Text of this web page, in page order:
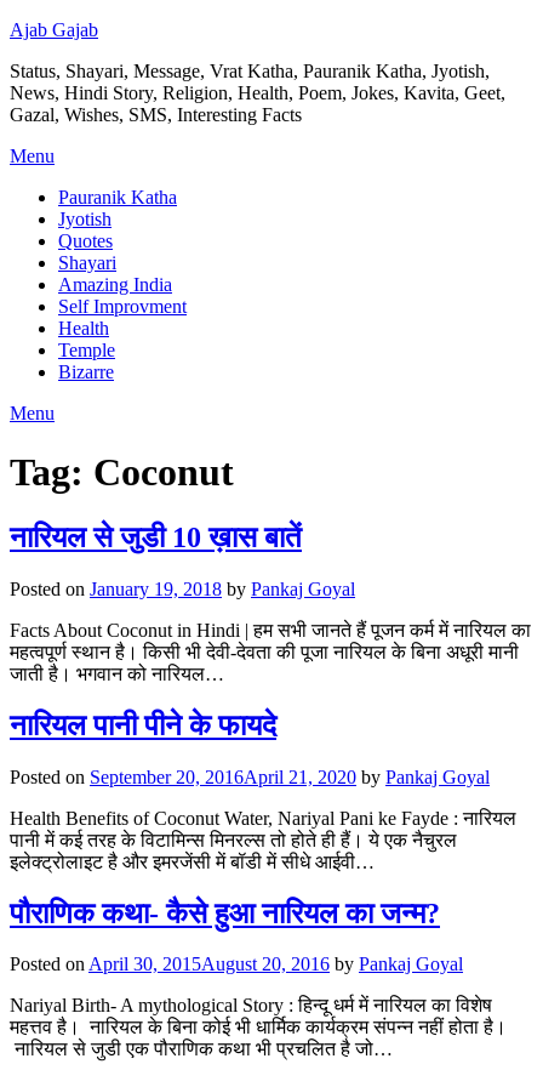
Ajab Gajab
Status, Shayari, Message, Vrat Katha, Pauranik Katha, Jyotish,
News, Hindi Story, Religion, Health, Poem, Jokes, Kavita, Geet,
Gazal, Wishes, SMS, Interesting Facts
Menu
Pauranik Katha
Jyotish
Quotes
Shayari
Amazing India
Self Improvment
Health
Temple
Bizarre
Menu
Tag: Coconut
नारियल से जुडी 10 ख़ास बातें
Posted on January 19, 2018 by Pankaj Goyal
Facts About Coconut in Hindi | हम सभी जानते हैं पूजन कर्म में नारियल का
महत्वपूर्ण स्थान है। किसी भी देवी-देवता की पूजा नारियल के बिना अधूरी मानी
जाती है। भगवान को नारियल…
नारियल पानी पीने के फायदे
Posted on September 20, 2016April 21, 2020 by Pankaj Goyal
Health Benefits of Coconut Water, Nariyal Pani ke Fayde : नारियल
पानी में कई तरह के विटामिन्स मिनरल्स तो होते ही हैं। ये एक नैचुरल
इलेक्ट्रोलाइट है और इमरजेंसी में बॉडी में सीधे आईवी…
पौराणिक कथा- कैसे हुआ नारियल का जन्म?
Posted onApril 30, 2015August 20, 2016 by Pankaj Goyal
Nariyal Birth- A mythological Story : हिन्दू धर्म में नारियल का विशेष
महत्तव है। नारियल के बिना कोई भी धार्मिक कार्यक्रम संपन्न नहीं होता है।
नारियल से जुडी एक पौराणिक कथा भी प्रचलित है जो…